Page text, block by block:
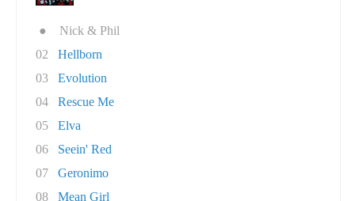
●
Nick & Phil
02
Hellborn
03
Evolution
04
Rescue Me
05
Elva
06
Seein' Red
07
Geronimo
08
Mean Girl